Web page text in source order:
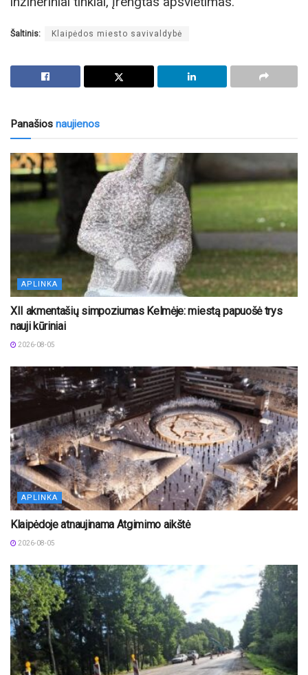
Šaltinis: Klaipėdos miesto savivaldybė
Panašios naujienos
APLINKA
XII akmentašių simpoziumas Kelmėje: miestą papuošė trys
nauji kūriniai
2026-08-05
APLINKA
Klaipėdoje atnaujinama Atgimimo aikštė
2026-08-05